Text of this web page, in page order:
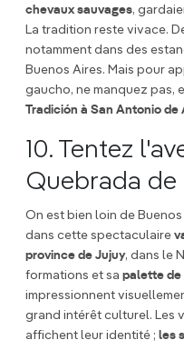
chevaux sauvages,
La tradition reste vivace.
notamment dans des
Buenos Aires. Mais pour
gaucho, ne manquez pas,
Tradición à San Antonio de
10. Tentez
Quebrada de
On est bien loin de
dans cette spectaculaire
province de Jujuy, dans le
formations et sa palette de
impressionnent
grand intérêt culturel. Les
affichent leur identité ; les